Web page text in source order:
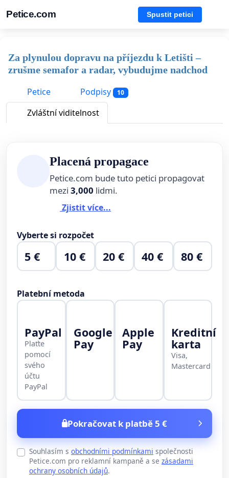
Petice.com Spustit petici
Za plynulou dopravu na příjezdu k Letišti –
zrušme semafor a radar, vybudujme nadchod
Petice
Podpisy 10
Zvláštní viditelnost
Placená propagace
Petice.com bude tuto petici propagovat
mezi 3,000 lidmi.
Zjistit více...
Vyberte si rozpočet
5 € 10 € 20 € 40 € 80 €
Platební metoda
PayPal
Plaťte
pomocí
svého
účtu
PayPal
Google
Pay
Apple
Pay
Kreditní
karta
Visa,
Mastercard
Pokračovat k platbě 5 €
Souhlasím s obchodními podmínkami společnosti
Petice.com pro reklamní kampaně a se zásadami
ochrany osobních údajů.